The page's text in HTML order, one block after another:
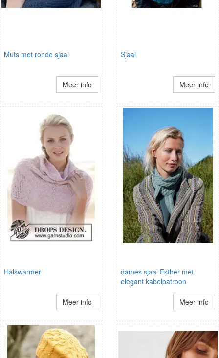
Muts met ronde sjaal
Meer info
Sjaal
Meer info
Halswarmer
Meer info
dames sjaal Esther met
elegant kabelpatroon
Meer info